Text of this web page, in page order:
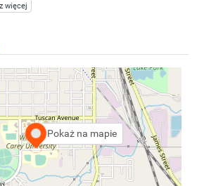
więcej
Pokaż na mapie